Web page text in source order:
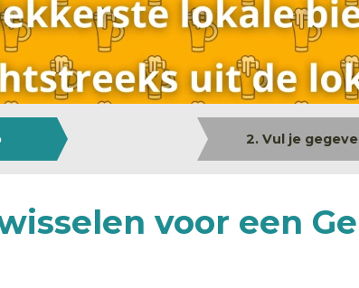
2. Vul je
voor een